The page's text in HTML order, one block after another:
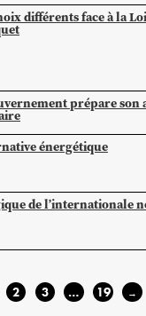
différents face à la Loi
prépare son
énergétique
de l’internationale
2 3 … 19 →